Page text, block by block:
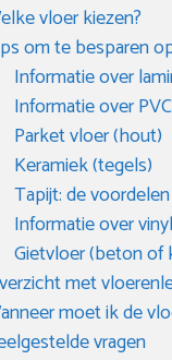
vloer kiezen?
om te besparen
Informatie over
Informatie over PVC
Parket vloer (hout)
Keramiek (tegels)
Tapijt: de
Informatie over vinyl
Gietvloer (beton of
met
moet ik de
vragen